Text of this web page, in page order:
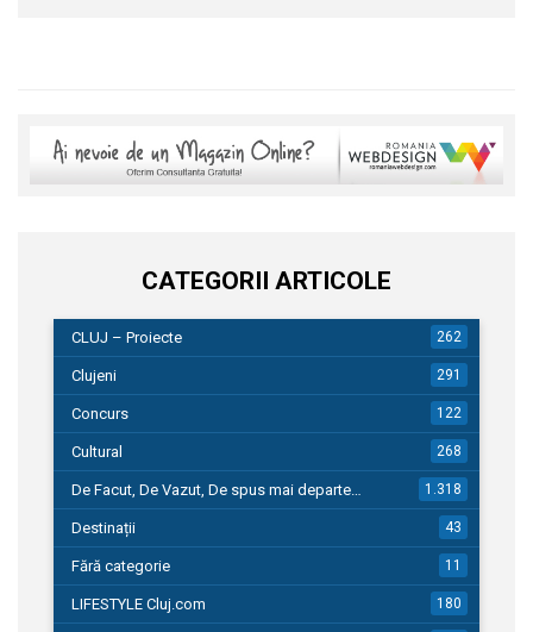
CATEGORII ARTICOLE
CLUJ – Proiecte 262
Clujeni 291
Concurs 122
Cultural 268
De Facut, De Vazut, De spus mai departe… 1.318
Destinații 43
Fără categorie 11
LIFESTYLE Cluj.com 180